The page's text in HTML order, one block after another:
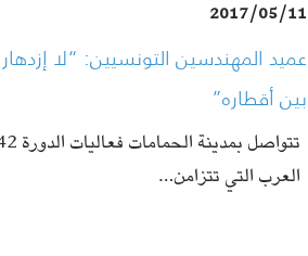
2017/05/11
عميد المهندسين التونسيين: “لا
بين أقطاره”
العرب التي تتزامن…